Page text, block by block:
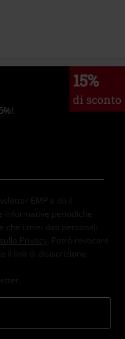
15%
di sconto
EMP e do il
informative periodiche
che i miei dati personali
Privacy
. Potrò revocare
il link di disiscrizione